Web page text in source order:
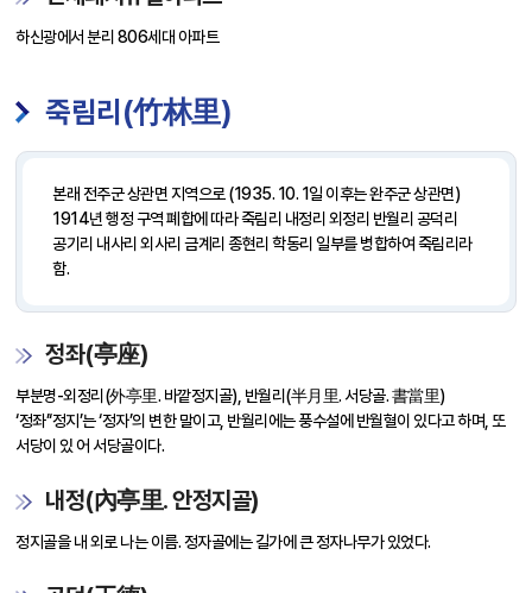
하신광에서 분리 806세대 아파트
죽림리(竹林里)
본래 전주군 상관면 지역으로 (1935. 10. 1일 이후는 완주군 상관면)
1914년 행정 구역 폐합에 따라 죽림리 내정리 외정리 반월리 공덕리
공기리 내사리 외사리 금계리 종현리 학동리 일부를 병합하여 죽림리라
함.
정좌(亭座)
부분명-외정리(外亭里. 바깥정지골), 반월리(半月里. 서당골. 書當里)
‘정좌’‘정지’는 ‘정자’의 변한 말이고, 반월리에는 풍수설에 반월혈이 있다고 하며, 또
서당이 있 어 서당골이다.
내정(內亭里. 안정지골)
정지골을 내 외로 나는 이름. 정자골에는 길가에 큰 정자나무가 있었다.